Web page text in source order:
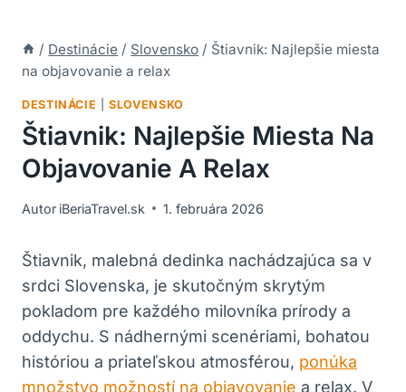
/ Destinácie / Slovensko / Štiavnik: Najlepšie miesta
na objavovanie a relax
DESTINÁCIE |SLOVENSKO
Štiavnik: Najlepšie Miesta Na
Objavovanie A Relax
Autor iBeriaTravel.sk 1. februára 2026
Štiavnik, malebná⁢ dedinka nachádzajúca sa v
srdci Slovenska, je skutočným skrytým
pokladom pre každého milovníka prírody a
oddychu. S nádhernými‌ scenériami, bohatou
históriou a ⁤priateľskou atmosférou, ponúka
množstvo možností na objavovanie a relax. V